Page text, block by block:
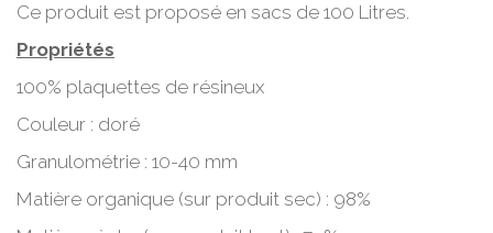
Ce produit est proposé en sacs de 100 Litres.
Propriétés
100% plaquettes de résineux
Couleur : doré
Granulométrie : 10-40 mm
Matière organique (sur produit sec) : 98%